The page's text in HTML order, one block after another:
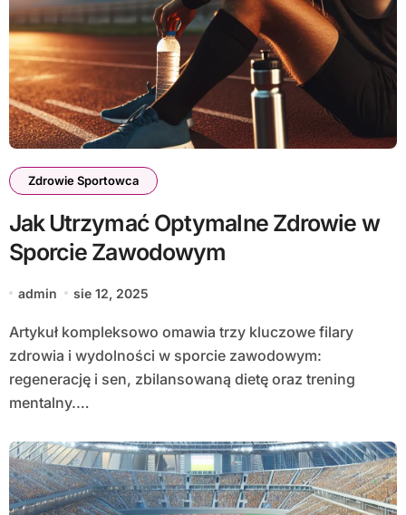
Zdrowie Sportowca
Jak Utrzymać Optymalne Zdrowie w
Sporcie Zawodowym
admin sie 12, 2025
Artykuł kompleksowo omawia trzy kluczowe filary
zdrowia i wydolności w sporcie zawodowym:
regenerację i sen, zbilansowaną dietę oraz trening
mentalny.…